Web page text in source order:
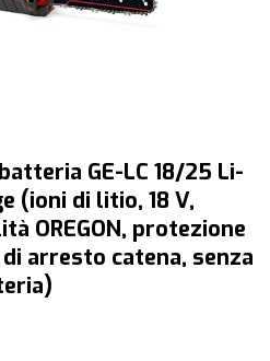
GE-LC 18/25 Li-
(ioni di litio, 18 V,
OREGON, protezione
arresto catena, senza